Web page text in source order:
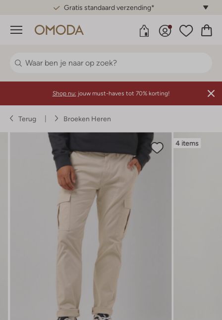
Gratis standaard verzending*
Menu
Shop nu: jouw must-haves tot 70% korting!
Terug Broeken Heren
4 items